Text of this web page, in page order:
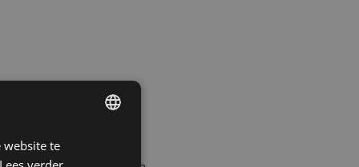
website te